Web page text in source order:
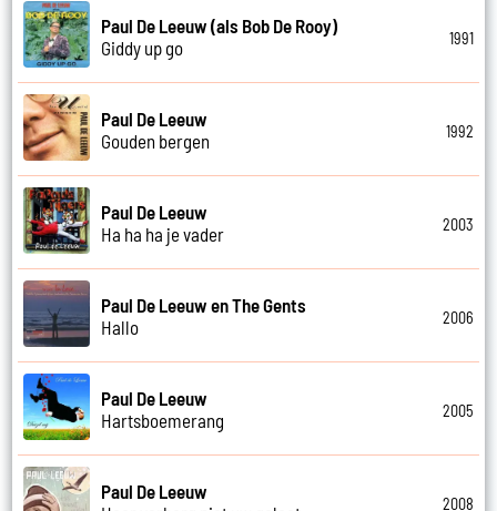
Paul De Leeuw (als Bob De Rooy)
Giddy up go
1991
Paul De Leeuw
Gouden bergen
1992
Paul De Leeuw
Ha ha ha je vader
2003
Paul De Leeuw en The Gents
Hallo
2006
Paul De Leeuw
Hartsboemerang
2005
Paul De Leeuw
2008